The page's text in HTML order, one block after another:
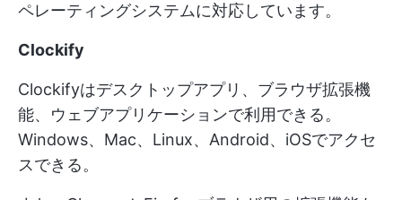
ペレーティングシステムに対応しています。
Clockify
Clockifyはデスクトップアプリ、ブラウザ拡張機
能、ウェブアプリケーションで利用できる。
Windows、Mac、Linux、Android、iOSでアクセ
スできる。